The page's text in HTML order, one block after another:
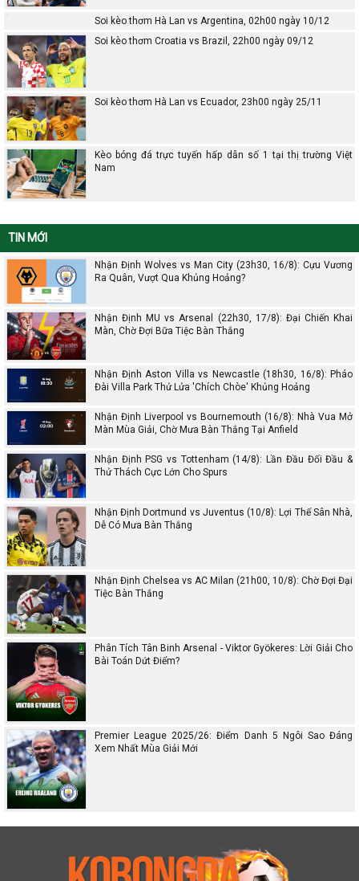
Soi kèo thơm Hà Lan vs Argentina, 02h00 ngày 10/12
Soi kèo thơm Croatia vs Brazil, 22h00 ngày 09/12
Soi kèo thơm Hà Lan vs Ecuador, 23h00 ngày 25/11
Kèo bóng đá trực tuyến hấp dẫn số 1 tại thị trường Việt
Nam
TIN MỚI
Nhận Định Wolves vs Man City (23h30, 16/8): Cựu Vương
Ra Quân, Vượt Qua Khủng Hoảng?
Nhận Định MU vs Arsenal (22h30, 17/8): Đại Chiến Khai
Màn, Chờ Đợi Bữa Tiệc Bàn Thắng
Nhận Định Aston Villa vs Newcastle (18h30, 16/8): Pháo
Đài Villa Park Thử Lửa 'Chích Chòe' Khủng Hoảng
Nhận Định Liverpool vs Bournemouth (16/8): Nhà Vua Mở
Màn Mùa Giải, Chờ Mưa Bàn Thắng Tại Anfield
Nhận Định PSG vs Tottenham (14/8): Lần Đầu Đối Đầu &
Thử Thách Cực Lớn Cho Spurs
Nhận Định Dortmund vs Juventus (10/8): Lợi Thế Sân Nhà,
Dễ Có Mưa Bàn Thắng
Nhận Định Chelsea vs AC Milan (21h00, 10/8): Chờ Đợi Đại
Tiệc Bàn Thắng
Phân Tích Tân Binh Arsenal - Viktor Gyökeres: Lời Giải Cho
Bài Toán Dứt Điểm?
Premier League 2025/26: Điểm Danh 5 Ngôi Sao Đáng
Xem Nhất Mùa Giải Mới